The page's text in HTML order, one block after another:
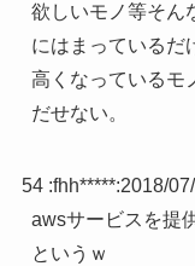
欲しいモノ等そん
にはまっているだ
高くなっているモ
だせない。
54 :fhh*****:2018/
awsサービスを提
というｗ